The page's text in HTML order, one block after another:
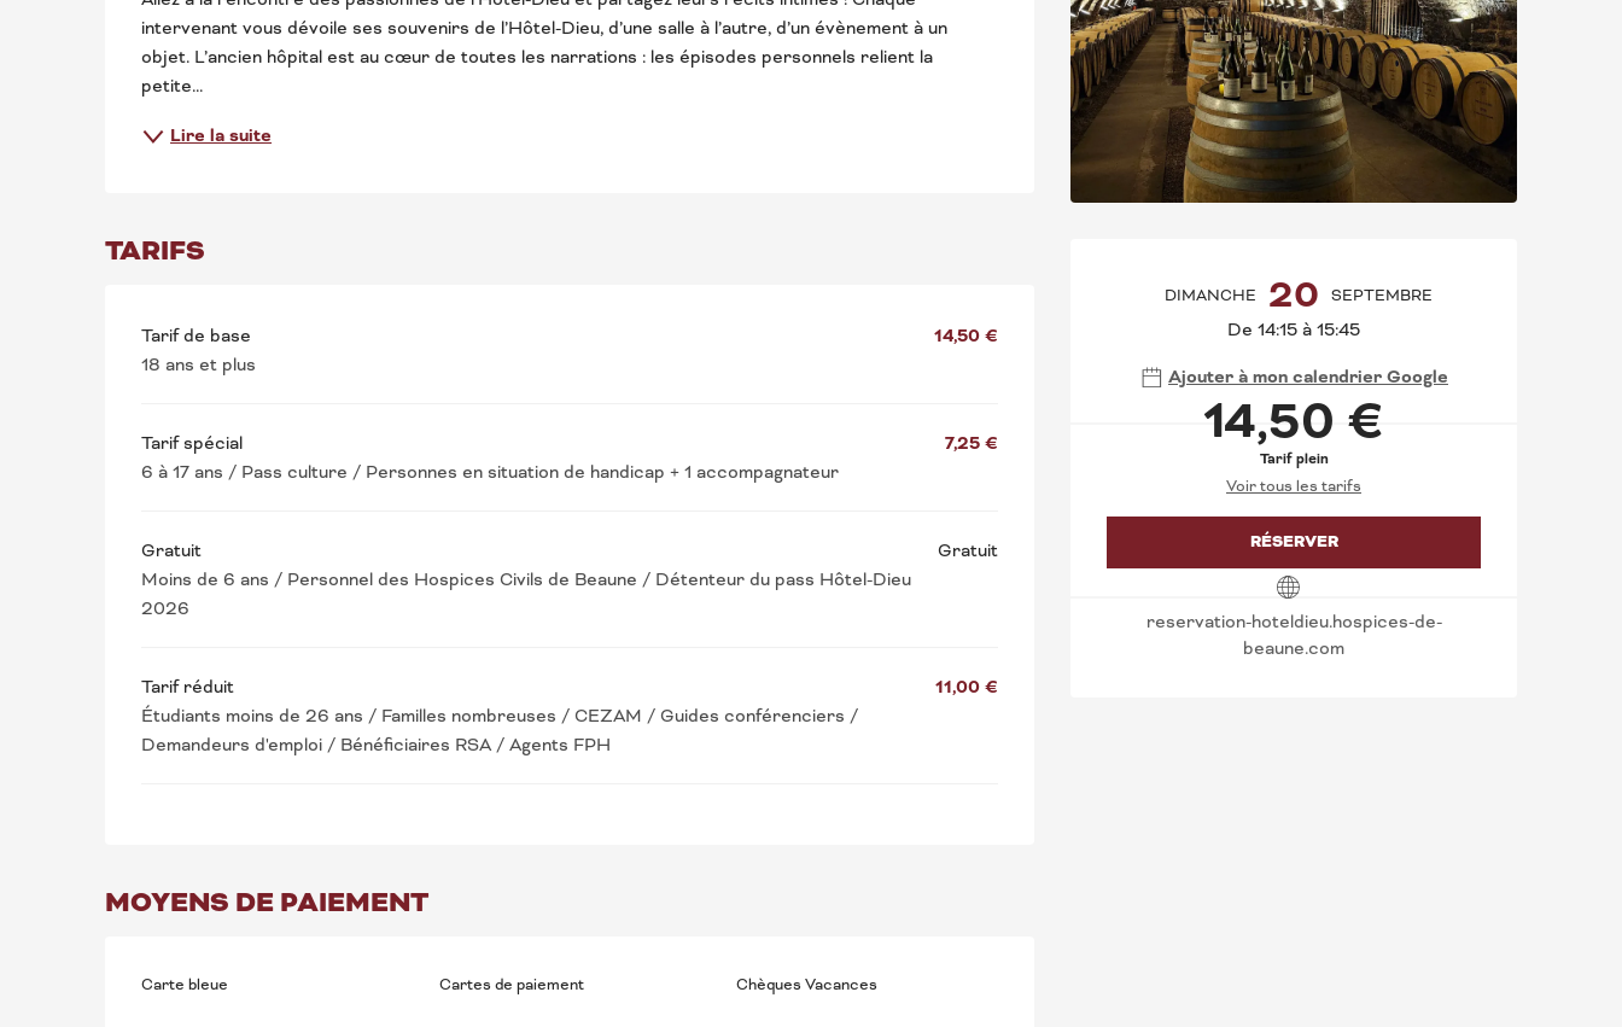
OUVERTURE ET
DIMANCHE 20 SEPTEMBRE
De 14:15 à 15:45
Ajouter à mon calendrier Google
14,50 €
Tarif plein
Voir tous les tarifs
RÉSERVER
reservation-hoteldieu.hospices-de-
beaune.com
intervenant vous dévoile ses souvenirs de l’Hôtel-Dieu, d’une salle à l’autre, d’un évènement à un
objet. L’ancien hôpital est au cœur de toutes les narrations : les épisodes personnels relient la
petite...
Lire la suite
TARIFS
Tarif de base
18 ans et plus
14,50 €
Tarif spécial
6 à 17 ans / Pass culture / Personnes en situation de handicap + 1 accompagnateur
7,25 €
Gratuit
Moins de 6 ans / Personnel des Hospices Civils de Beaune / Détenteur du pass Hôtel-Dieu
2026
Gratuit
Tarif réduit
Étudiants moins de 26 ans / Familles nombreuses / CEZAM / Guides conférenciers /
Demandeurs d'emploi / Bénéficiaires RSA / Agents FPH
11,00 €
MOYENS DE PAIEMENT
Carte bleue Cartes de paiement Chèques Vacances